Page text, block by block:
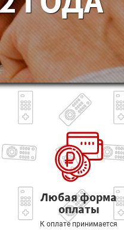
Любая форма
оплаты
К оплате принимается